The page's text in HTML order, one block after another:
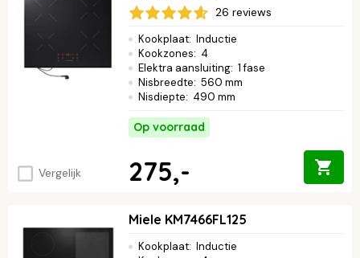
Vergelijk
26 reviews
Kookplaat: Inductie
Kookzones: 4
Elektra aansluiting: 1 fase
Nisbreedte: 560 mm
Nisdiepte: 490 mm
Op voorraad
275,-
Miele KM7466FL125
Kookplaat: Inductie